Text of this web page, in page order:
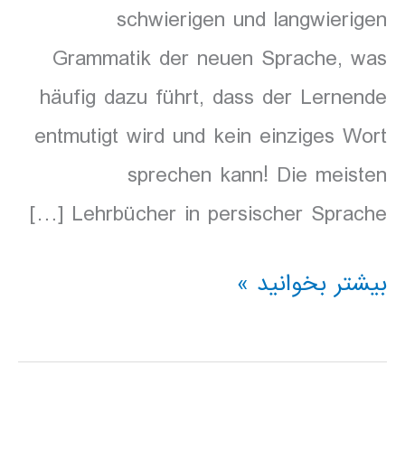
schwierigen und langwierigen
Grammatik der neuen Sprache, was
häufig dazu führt, dass der Lernende
entmutigt wird und kein einziges Wort
sprechen kann! Die meisten
Lehrbücher in persischer Sprache […]
Hörbuch
Erlernen
بیشتر بخوانید »